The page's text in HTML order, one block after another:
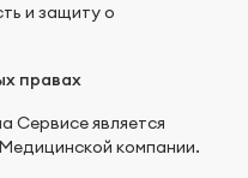
и защиту о
правах
Сервисе является
компании.